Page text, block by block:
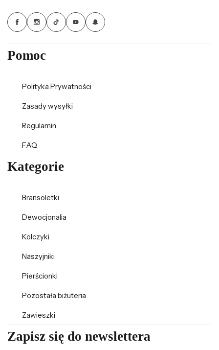
Pomoc
Polityka Prywatności
Zasady wysyłki
Regulamin
FAQ
Kategorie
Bransoletki
Dewocjonalia
Kolczyki
Naszyjniki
Pierścionki
Pozostała biżuteria
Zawieszki
Zapisz się do newslettera